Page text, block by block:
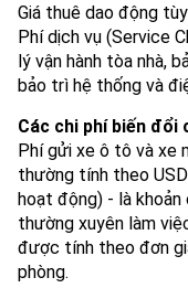
Giá thuê dao động
Phí dịch vụ (Service
lý vận hành tòa nhà,
bảo trì hệ thống và
Các chi phí biến đổi
Phí gửi xe ô tô và xe
thường tính theo
hoạt động) - là khoản
thường xuyên làm
được tính theo đơn
phòng.